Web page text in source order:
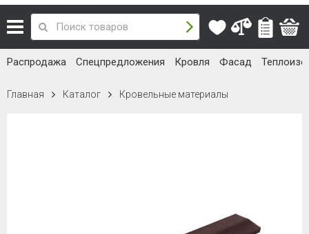
Распродажа Спецпредложения Кровля Фасад
Главная Каталог Кровельные материалы